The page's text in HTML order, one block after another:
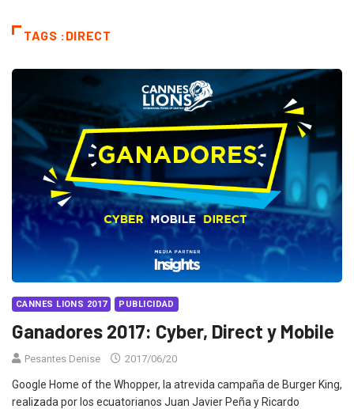
TAGS :DIRECT
CANNES LIONS 2017 PUBLICIDAD
Ganadores 2017: Cyber, Direct y Mobile
Pesantes Denise 2017/06/20
Google Home of the Whopper, la atrevida campaña de Burger King,
realizada por los ecuatorianos Juan Javier Peña y Ricardo